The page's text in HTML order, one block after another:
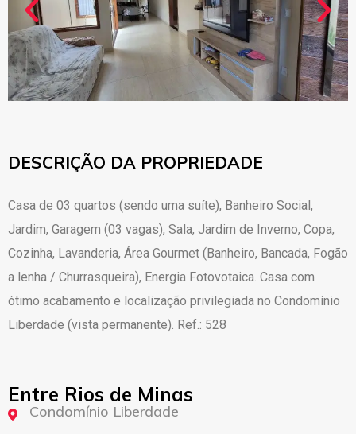
DESCRIÇÃO DA PROPRIEDADE
Casa de 03 quartos (sendo uma suíte), Banheiro Social,
Jardim, Garagem (03 vagas), Sala, Jardim de Inverno, Copa,
Cozinha, Lavanderia, Área Gourmet (Banheiro, Bancada, Fogão
a lenha / Churrasqueira), Energia Fotovotaica. Casa com
ótimo acabamento e localização privilegiada no Condomínio
Liberdade (vista permanente). Ref.: 528
Entre Rios de Minas
Condomínio Liberdade